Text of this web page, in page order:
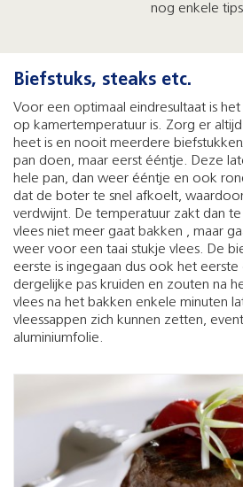
nog enkele
Biefstuks, steaks etc.
Voor een optimaal eindresultaat is
op kamertemperatuur is. Zorg er
heet is en nooit meerdere
pan doen, maar eerst ééntje. Deze
hele pan, dan weer ééntje en ook
dat de boter te snel afkoelt,
verdwijnt. De temperatuur zakt dan
vlees niet meer gaat bakken , maar
weer voor een taai stukje vlees. De
eerste is ingegaan dus ook het eerste
dergelijke pas kruiden en zouten na
vlees na het bakken enkele minuten
vleessappen zich kunnen zetten,
aluminiumfolie.